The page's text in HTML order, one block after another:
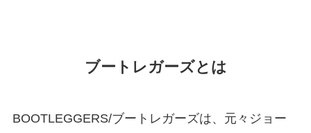
ブートレガーズとは
BOOTLEGGERS/ブートレガーズは、元々ジョー